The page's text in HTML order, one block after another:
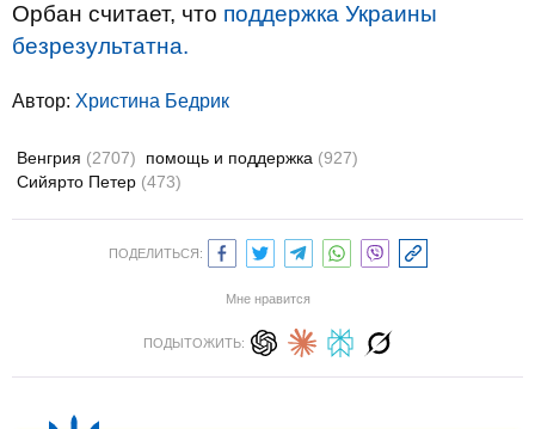
Орбан считает, что поддержка Украины
безрезультатна.
Автор: Христина Бедрик
Венгрия (2707) помощь и поддержка (927)
Сийярто Петер (473)
ПОДЕЛИТЬСЯ:
Мне нравится
ПОДЫТОЖИТЬ: